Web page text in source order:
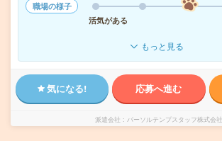
職場の様子
活気がある
もっと見る
気になる! 応募へ進む
派遣会社 パーソルテンプスタッフ株式会社